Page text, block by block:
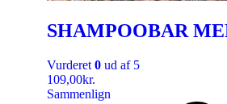
SHAMPOOBAR
Vurderet 0 ud af 5
109,00kr.
Sammenlign